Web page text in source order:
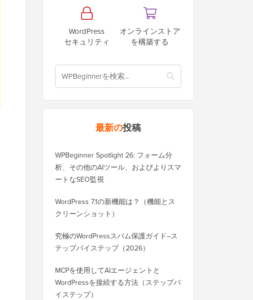
WordPress
セキュリティ
オンラインストア
を構築する
最新の投稿
WPBeginner Spotlight 26: フォーム分
析、その他のAIツール、およびよりスマ
ートなSEO監視
WordPress 7.1の新機能は？（機能とス
クリーンショット）
究極のWordPressスパム保護ガイド–ス
テップバイステップ（2026）
MCPを使用してAIエージェントと
WordPressを接続する方法（ステップバ
イステップ）